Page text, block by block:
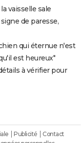
vaisselle sale
de paresse,
qui éternue n'est
est heureux"
à vérifier pour
Publicité
Contact